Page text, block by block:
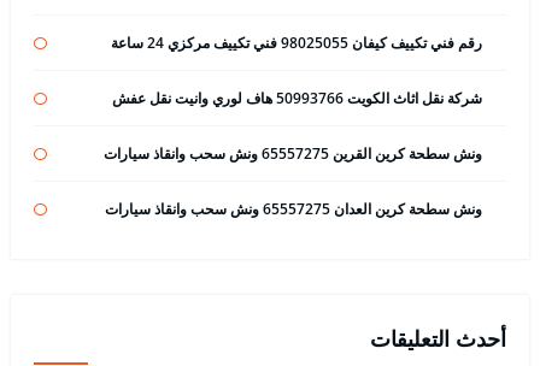
رقم فني تكييف كيفان 98025055 فني تكييف مركزي 24 ساعة
شركة نقل اثاث الكويت 50993766 هاف لوري وانيت نقل عفش
ونش سطحة كرين القرين 65557275 ونش سحب وانقاذ سيارات
ونش سطحة كرين العدان 65557275 ونش سحب وانقاذ سيارات
أحدث التعليقات